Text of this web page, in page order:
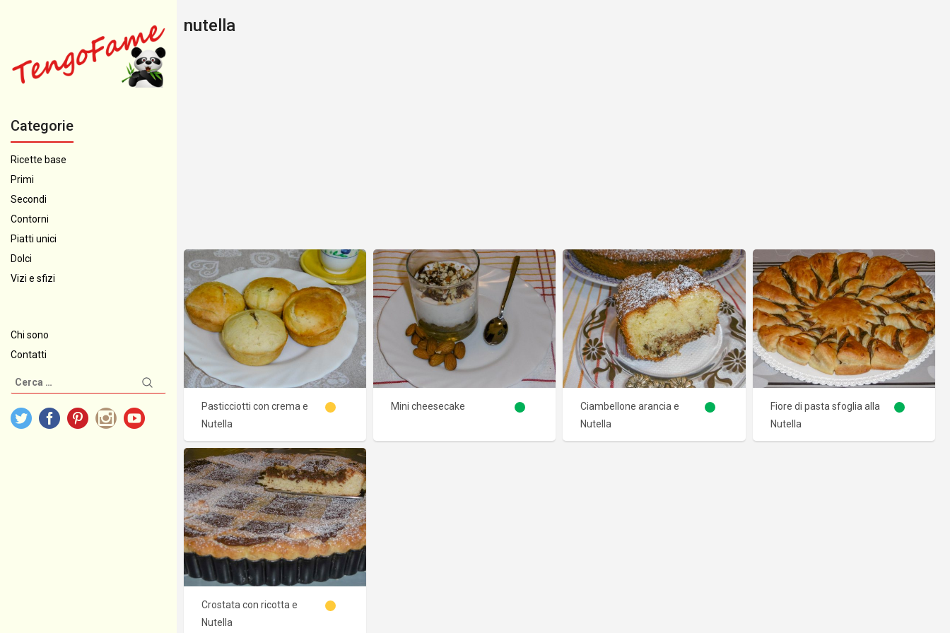
Categorie
Ricette base
Primi
Secondi
Contorni
Piatti unici
Dolci
Vizi e sfizi
Chi sono
Contatti
Ricerca
per:
nutella
Pasticciotti con crema e
Nutella
Mini cheesecake
Ciambellone arancia e
Nutella
Fiore di pasta sfoglia alla
Nutella
Crostata con ricotta e
Nutella